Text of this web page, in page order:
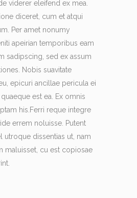
viderer eleifend ex mea.
diceret, cum et atqui
Per amet nonumy
apeirian temporibus eam
sadipscing, sed ex assum
Nobis suavitate
epicuri ancillae pericula ei
est ea. Ex omnis
his.Ferri reque integre
errem noluisse. Putent
utroque dissentias ut, nam
maluisset, cu est copiosae